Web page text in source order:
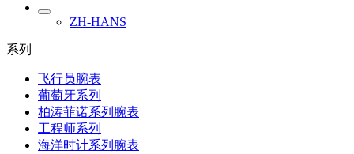
ZH-HANS
系列
飞行员腕表
葡萄牙系列
柏涛菲诺系列腕表
工程师系列
海洋时计系列腕表